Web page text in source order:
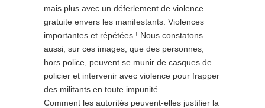
mais plus avec un déferlement de violence
gratuite envers les manifestants. Violences
importantes et répétées ! Nous constatons
aussi, sur ces images, que des personnes,
hors police, peuvent se munir de casques de
policier et intervenir avec violence pour frapper
des militants en toute impunité.
Comment les autorités peuvent-elles justifier la